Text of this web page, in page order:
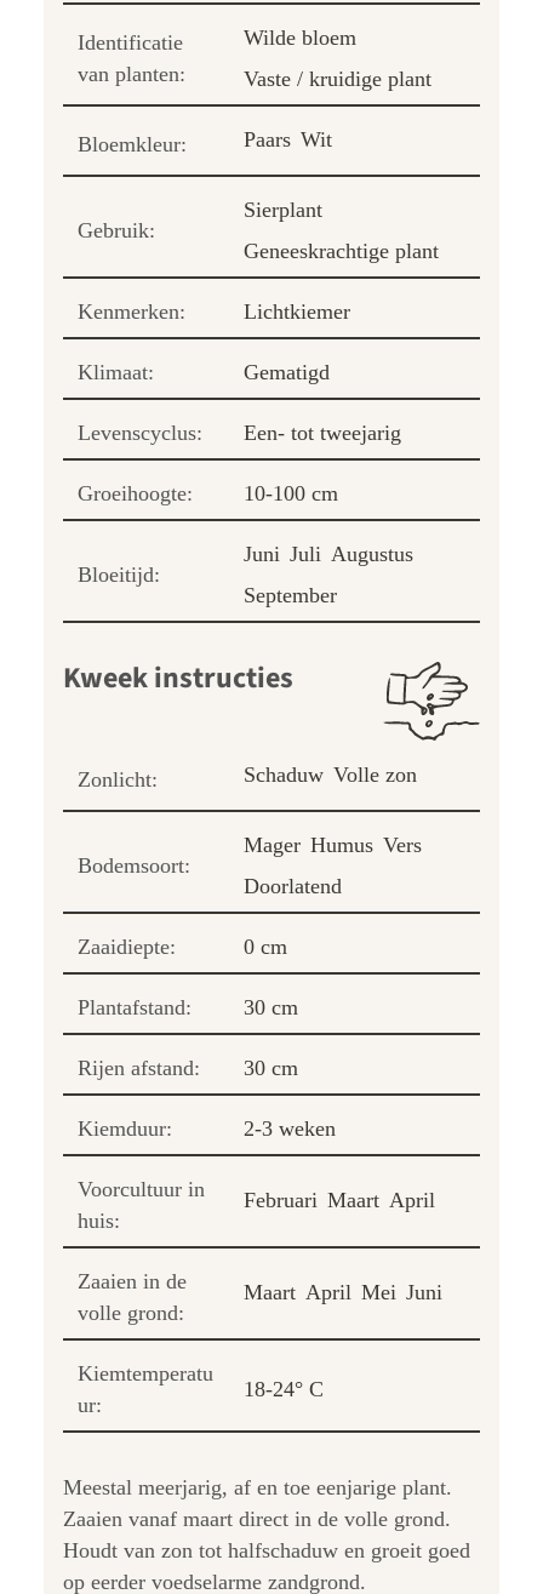
Identificatie
van planten:
Wilde bloem
Vaste / kruidige plant
Bloemkleur: Paars Wit
Gebruik:
Sierplant
Geneeskrachtige plant
Kenmerken: Lichtkiemer
Klimaat: Gematigd
Levenscyclus: Een- tot tweejarig
Groeihoogte: 10-100 cm
Bloeitijd:
Juni Juli Augustus
September
Kweek instructies
Zonlicht: Schaduw Volle zon
Bodemsoort:
Mager Humus Vers
Doorlatend
Zaaidiepte: 0 cm
Plantafstand: 30 cm
Rijen afstand: 30 cm
Kiemduur: 2-3 weken
Voorcultuur in
huis:
Februari Maart April
Zaaien in de
volle grond:
Maart April Mei Juni
Kiemtemperatu
ur:
18-24° C
Meestal meerjarig, af en toe eenjarige plant.
Zaaien vanaf maart direct in de volle grond.
Houdt van zon tot halfschaduw en groeit goed
op eerder voedselarme zandgrond.